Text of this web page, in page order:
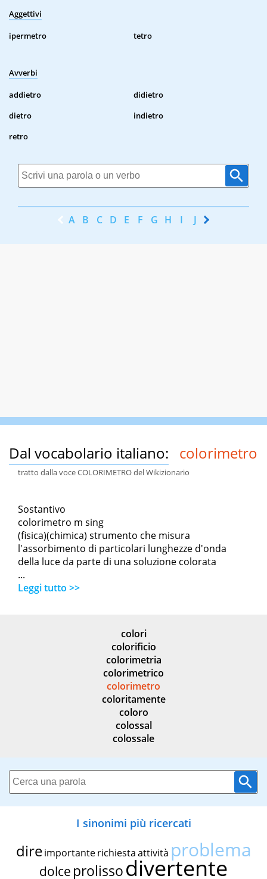
Aggettivi
ipermetro tetro
Avverbi
addietro
didietro
dietro
indietro
retro
A B C D E F G H I J K
Dal vocabolario italiano: colorimetro
tratto dalla voce COLORIMETRO del Wikizionario
Sostantivo
colorimetro m sing
(fisica)(chimica) strumento che misura
l'assorbimento di particolari lunghezze d'onda
della luce da parte di una soluzione colorata
...
Leggi tutto >>
colori
colorificio
colorimetria
colorimetrico
colorimetro
coloritamente
coloro
colossal
colossale
I sinonimi più ricercati
dire importante richiestaattività problema
dolce prolissodivertente